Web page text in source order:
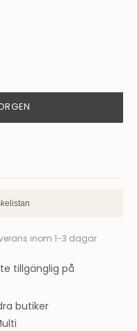
inom 1-3 dagar
tillgänglig på
butiker